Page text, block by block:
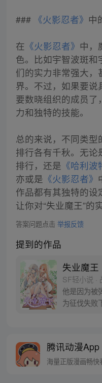
### 《火影忍者》 中
在 《火影忍者》 中，
色。比如宇智波斑
们的实力非常强大
界。不过，如果要说
要数晓组织的成员
力和独特的技能。
总的来说，不同类型
排行各有千秋。无论
排行，还是 《哈利波
亦或是 《火影忍者》
作品都有其独特的
让你对“失业魔王”的
答案问题点击 举报反馈
提到的作品
失业魔王
SF轻小说 ·
他是因为被
为征伐失败
腾讯动漫App
海量正版漫画畅快